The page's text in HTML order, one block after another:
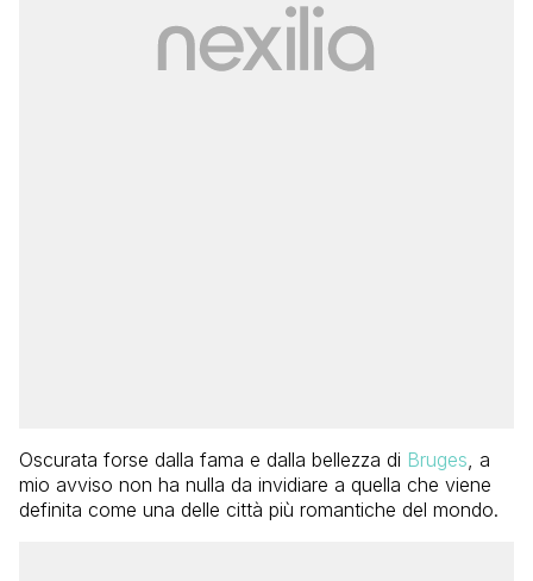
Oscurata forse dalla fama e dalla bellezza di Bruges , a
mio avviso non ha nulla da invidiare a quella che viene
definita come una delle città più romantiche del mondo.